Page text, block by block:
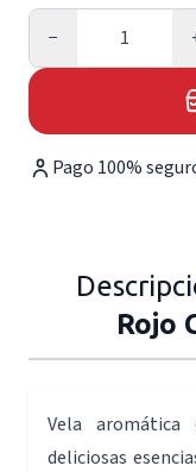
−
Cantidad
Pago 100%
Rojo
Vela
deliciosas